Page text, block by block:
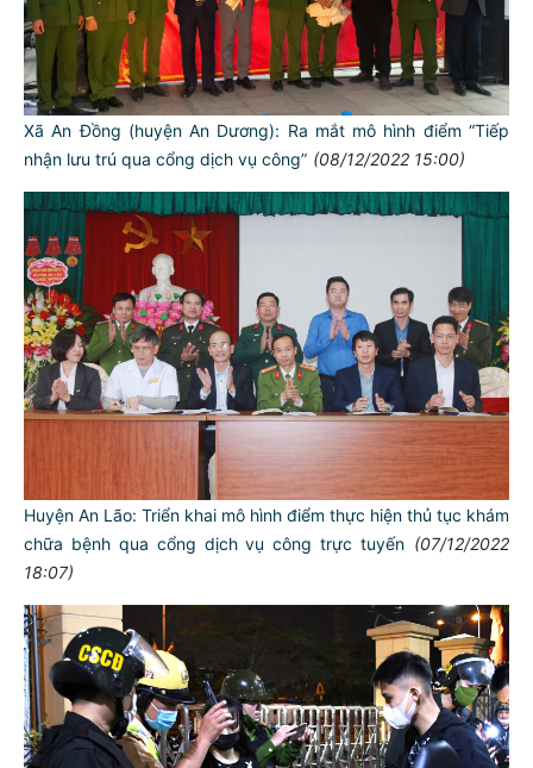
Xã An Đồng (huyện An Dương): Ra mắt mô hình điểm “Tiếp
nhận lưu trú qua cổng dịch vụ công” (08/12/2022 15:00)
Huyện An Lão: Triển khai mô hình điểm thực hiện thủ tục khám
chữa bệnh qua cổng dịch vụ công trực tuyến (07/12/2022
18:07)